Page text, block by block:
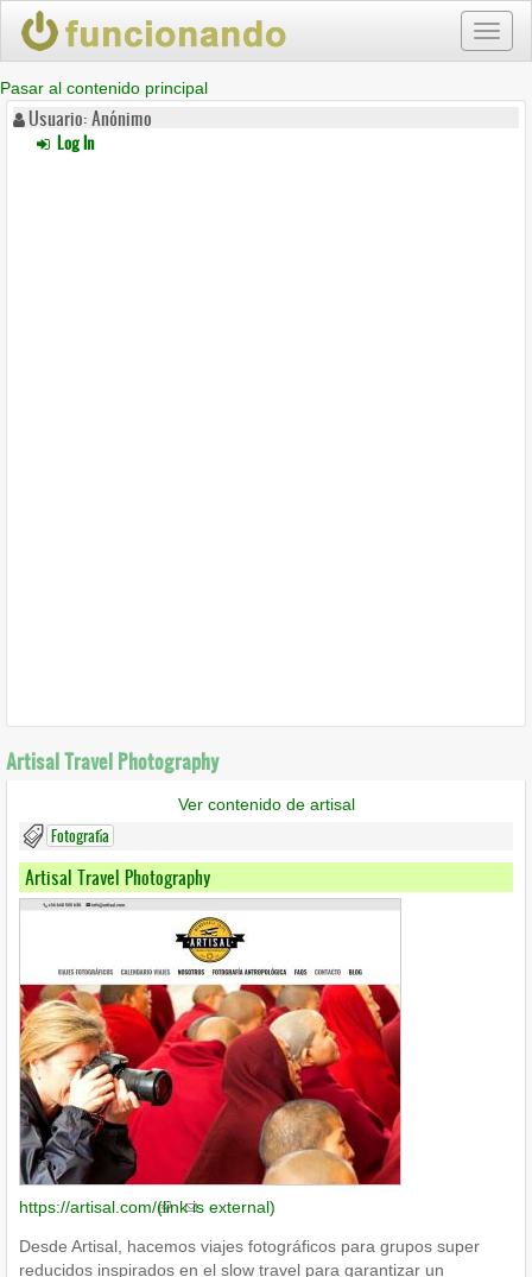
Pasar al contenido principal
Usuario: Anónimo
Log In
Artisal Travel Photography
Ver contenido de artisal
Fotografía
Artisal Travel Photography
https://artisal.com/(link is external)
Desde Artisal, hacemos viajes fotográficos para grupos super
reducidos inspirados en el slow travel para garantizar un